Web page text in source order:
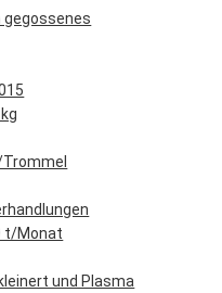
gegossenes
t/Monat
und Plasma